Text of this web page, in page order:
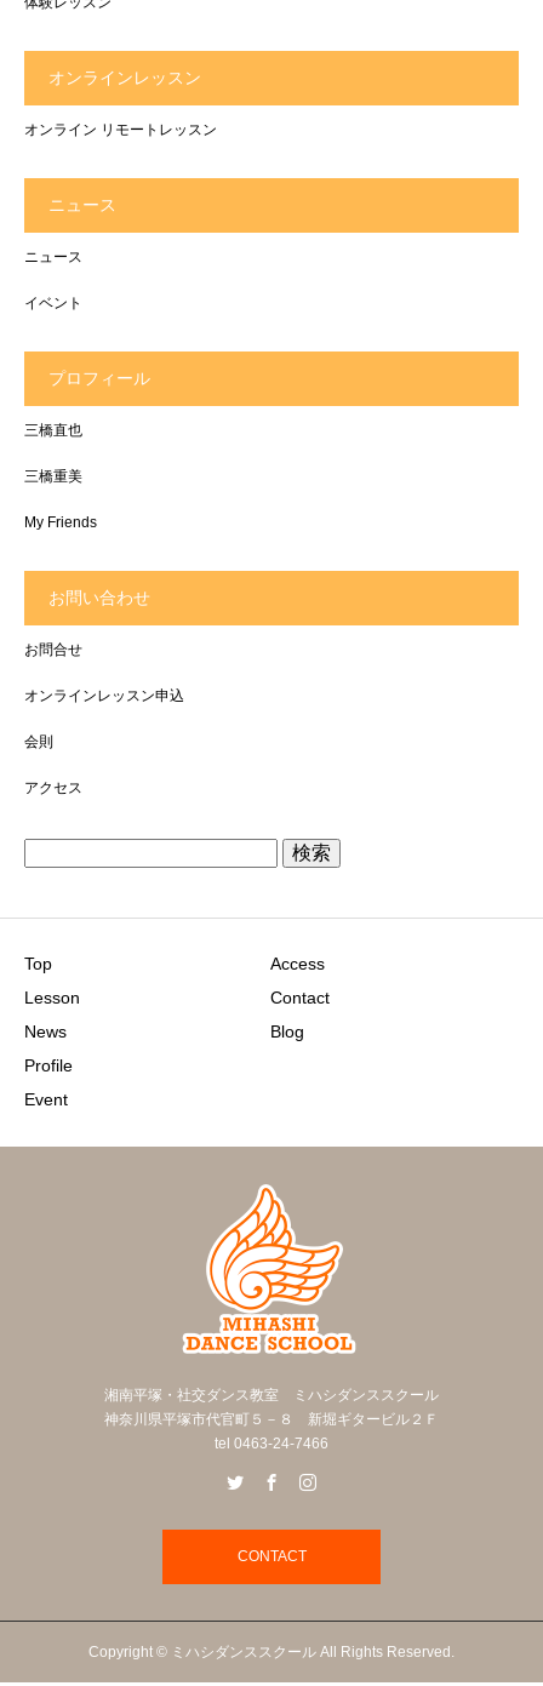
オンラインレッスン
オンライン リモートレッスン
ニュース
ニュース
イベント
プロフィール
三橋直也
三橋重美
My Friends
お問い合わせ
お問合せ
オンラインレッスン申込
会則
アクセス
Top
Lesson
News
Profile
Event
Access
Contact
Blog
湘南平塚・社交ダンス教室 ミハシダンススクール
神奈川県平塚市代官町５－８ 新堀ギタービル２Ｆ
tel 0463-24-7466
CONTACT
Copyright © ミハシダンススクール All Rights Reserved.